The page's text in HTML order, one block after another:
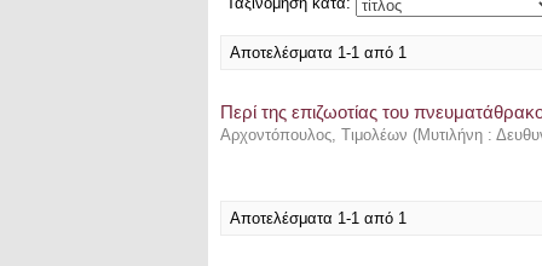
Αποτελέσματα 1-1 από 1
Περί της επιζωοτίας του
Αρχοντόπουλος, Τιμολέων (Μυτιλήνη :
Αποτελέσματα 1-1 από 1